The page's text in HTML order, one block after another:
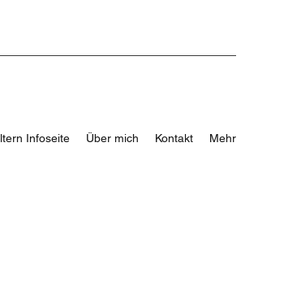
Infoseite Über mich Kontakt Mehr